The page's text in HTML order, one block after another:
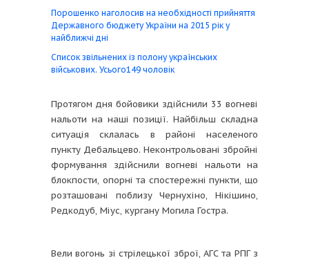
Порошенко наголосив на необхідності прийняття
Державного бюджету України на 2015 рік у
найближчі дні
Список звільнених із полону українських
військових. Усього149 чоловік
Протягом дня бойовики здійснили 33 вогневі
нальоти на наші позиції. Найбільш складна
ситуація склалась в районі населеного
пункту Дебальцево. Неконтрольовані збройні
формування здійснили вогневі нальоти на
блокпости, опорні та спостережні пункти, що
розташовані поблизу Чернухіно, Нікішино,
Редкодуб, Міус, кургану Могила Гостра.
Вели вогонь зі стрілецької зброї, АГС та РПГ з